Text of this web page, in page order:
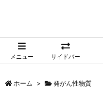
メニュー サイドバー
ホーム > 発がん性物質